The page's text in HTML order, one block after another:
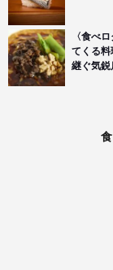
〈食べ
てくる料
継ぐ気鋭